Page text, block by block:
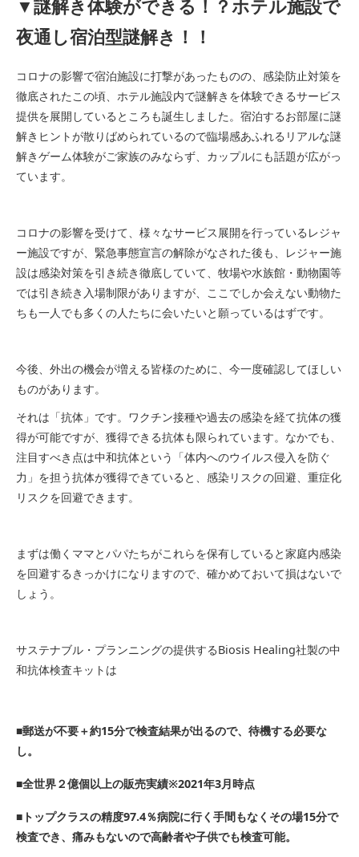
▼謎解き体験ができる！？ホテル施設で
夜通し宿泊型謎解き！！
コロナの影響で宿泊施設に打撃があったものの、感染防止対策を
徹底されたこの頃、ホテル施設内で謎解きを体験できるサービス
提供を展開しているところも誕生しました。宿泊するお部屋に謎
解きヒントが散りばめられているので臨場感あふれるリアルな謎
解きゲーム体験がご家族のみならず、カップルにも話題が広がっ
ています。
コロナの影響を受けて、様々なサービス展開を行っているレジャ
ー施設ですが、緊急事態宣言の解除がなされた後も、レジャー施
設は感染対策を引き続き徹底していて、牧場や水族館・動物園等
では引き続き入場制限がありますが、ここでしか会えない動物た
ちも一人でも多くの人たちに会いたいと願っているはずです。
今後、外出の機会が増える皆様のために、今一度確認してほしい
ものがあります。
それは「抗体」です。ワクチン接種や過去の感染を経て抗体の獲
得が可能ですが、獲得できる抗体も限られています。なかでも、
注目すべき点は中和抗体という「体内へのウイルス侵入を防ぐ
力」を担う抗体が獲得できていると、感染リスクの回避、重症化
リスクを回避できます。
まずは働くママとパパたちがこれらを保有していると家庭内感染
を回避するきっかけになりますので、確かめておいて損はないで
しょう。
サステナブル・プランニングの提供するBiosis Healing社製の中
和抗体検査キットは
■郵送が不要＋約15分で検査結果が出るので、待機する必要な
し。
■全世界２億個以上の販売実績※2021年3月時点
■トップクラスの精度97.4％病院に行く手間もなくその場15分で
検査でき、痛みもないので高齢者や子供でも検査可能。